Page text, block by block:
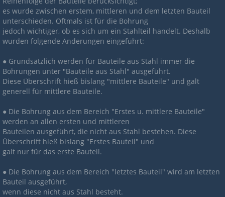
es wurde zwischen erstem, mittleren und dem letzten Bauteil
unterschieden. Oftmals ist für die Bohrung
jedoch wichtiger, ob es sich um ein Stahlteil handelt. Deshalb
wurden folgende Änderungen eingeführt:
● Grundsätzlich werden für Bauteile aus Stahl immer die
Bohrungen unter "Bauteile aus Stahl" ausgeführt.
Diese Überschrift hieß bislang "mittlere Bauteile" und galt
generell für mittlere Bauteile.
● Die Bohrung aus dem Bereich "Erstes u. mittlere Bauteile"
werden an allen ersten und mittleren
Bauteilen ausgeführt, die nicht aus Stahl bestehen. Diese
Überschrift hieß bislang "Erstes Bauteil" und
galt nur für das erste Bauteil.
● Die Bohrung aus dem Bereich "letztes Bauteil" wird am letzten
Bauteil ausgeführt,
wenn diese nicht aus Stahl besteht.